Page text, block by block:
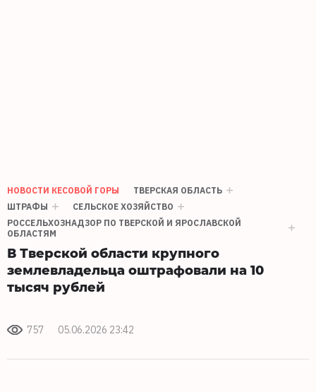
НОВОСТИ КЕСОВОЙ ГОРЫ
ТВЕРСКАЯ ОБЛАСТЬ
ШТРАФЫ
СЕЛЬСКОЕ ХОЗЯЙСТВО
РОССЕЛЬХОЗНАДЗОР ПО ТВЕРСКОЙ И ЯРОСЛАВСКОЙ
ОБЛАСТЯМ
В Тверской области крупного
землевладельца оштрафовали на 10
тысяч рублей
757 05.06.2026 23:42